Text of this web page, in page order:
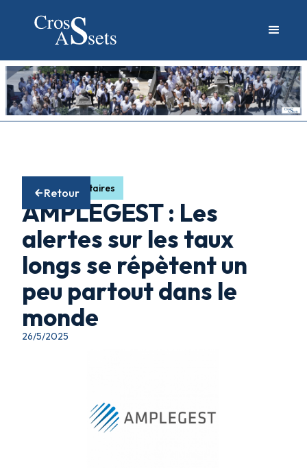
Retour
Fonds obligataires
AMPLEGEST : Les
alertes sur les taux
longs se répètent un
peu partout dans le
monde
26/5/2025